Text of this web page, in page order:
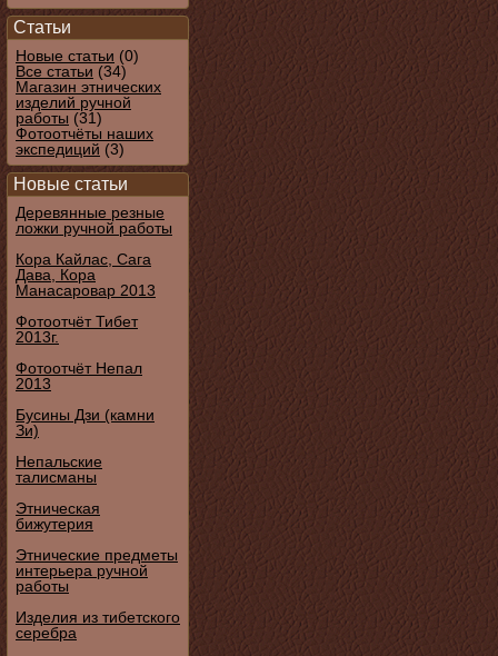
Статьи
Новые статьи (0)
Все статьи (34)
Магазин этнических
изделий ручной
работы (31)
Фотоотчёты наших
экспедиций (3)
Новые статьи
Деревянные резные
ложки ручной работы
Кора Кайлас, Сага
Дава, Кора
Манасаровар 2013
Фотоотчёт Тибет
2013г.
Фотоотчёт Непал
2013
Бусины Дзи (камни
Зи)
Непальские
талисманы
Этническая
бижутерия
Этнические предметы
интерьера ручной
работы
Изделия из тибетского
серебра